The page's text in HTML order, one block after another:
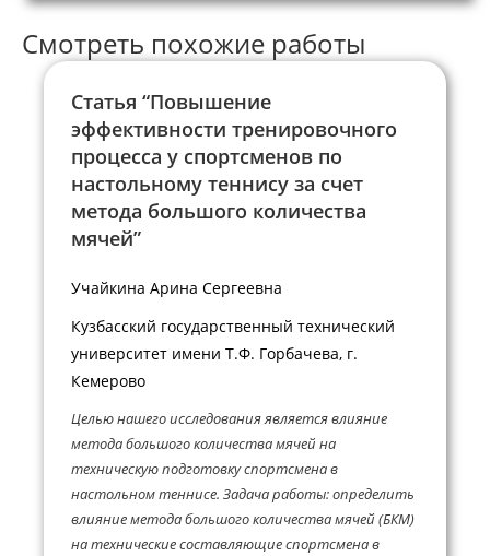
Смотреть похожие работы
Статья “Повышение
эффективности тренировочного
процесса у спортсменов по
настольному теннису за счет
метода большого количества
мячей”
Учайкина Арина Сергеевна
Кузбасский государственный технический
университет имени Т.Ф. Горбачева, г.
Кемерово
Целью нашего исследования является влияние
метода большого количества мячей на
техническую подготовку спортсмена в
настольном теннисе. Задача работы: определить
влияние метода большого количества мячей (БКМ)
на технические составляющие спортсмена в